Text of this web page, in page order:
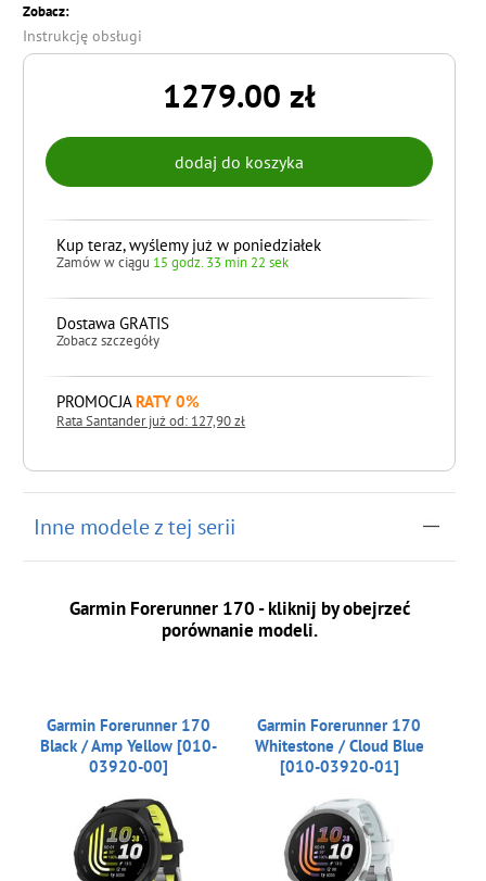
Zobacz:
Instrukcję obsługi
1279.00 zł
Kup teraz, wyślemy już w poniedziałek
Zamów w ciągu 15 godz. 33 min 21 sek
Dostawa GRATIS
Zobacz szczegóły
PROMOCJA RATY 0%
Rata Santander już od: 127,90 zł
Inne modele z tej serii
Garmin Forerunner 170 - kliknij by obejrzeć
porównanie modeli.
Garmin Forerunner 170
Black / Amp Yellow [010-
03920-00]
Garmin Forerunner 170
Whitestone / Cloud Blue
[010-03920-01]